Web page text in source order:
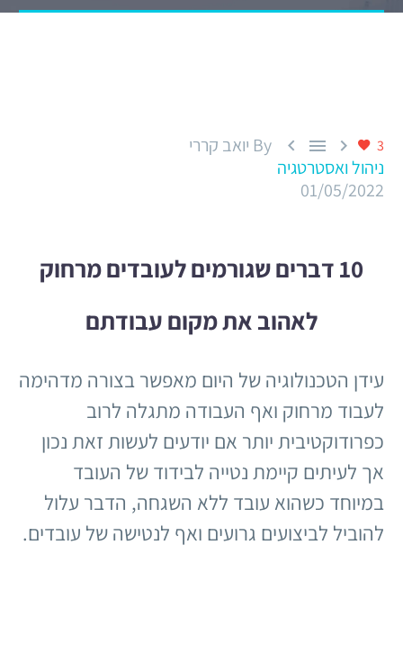
3
  
By יואב קררי
ניהול ואסטרטגיה
01/05/2022
10 דברים שגורמים לעובדים מרחוק
לאהוב את מקום עבודתם
עידן הטכנולוגיה של היום מאפשר בצורה מדהימה
לעבוד מרחוק ואף העבודה מתגלה לרוב
כפרודוקטיבית יותר אם יודעים לעשות זאת נכון
אך לעיתים קיימת נטייה לבידוד של העובד
במיוחד כשהוא עובד ללא השגחה, הדבר עלול
להוביל לביצועים גרועים ואף לנטישה של עובדים.